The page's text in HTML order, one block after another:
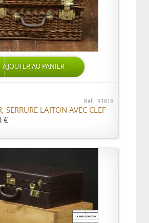
AJOUTER AU PANIER
Réf.: R1619
SERRURE LAITON AVEC CLEF
€